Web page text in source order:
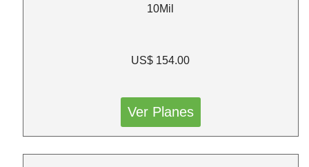
10Mil
US$ 154.00
Ver Planes